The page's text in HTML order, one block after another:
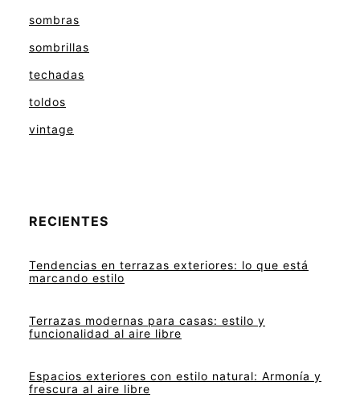
sombras
sombrillas
techadas
toldos
vintage
RECIENTES
Tendencias en terrazas exteriores: lo que está
marcando estilo
Terrazas modernas para casas: estilo y
funcionalidad al aire libre
Espacios exteriores con estilo natural: Armonía y
frescura al aire libre